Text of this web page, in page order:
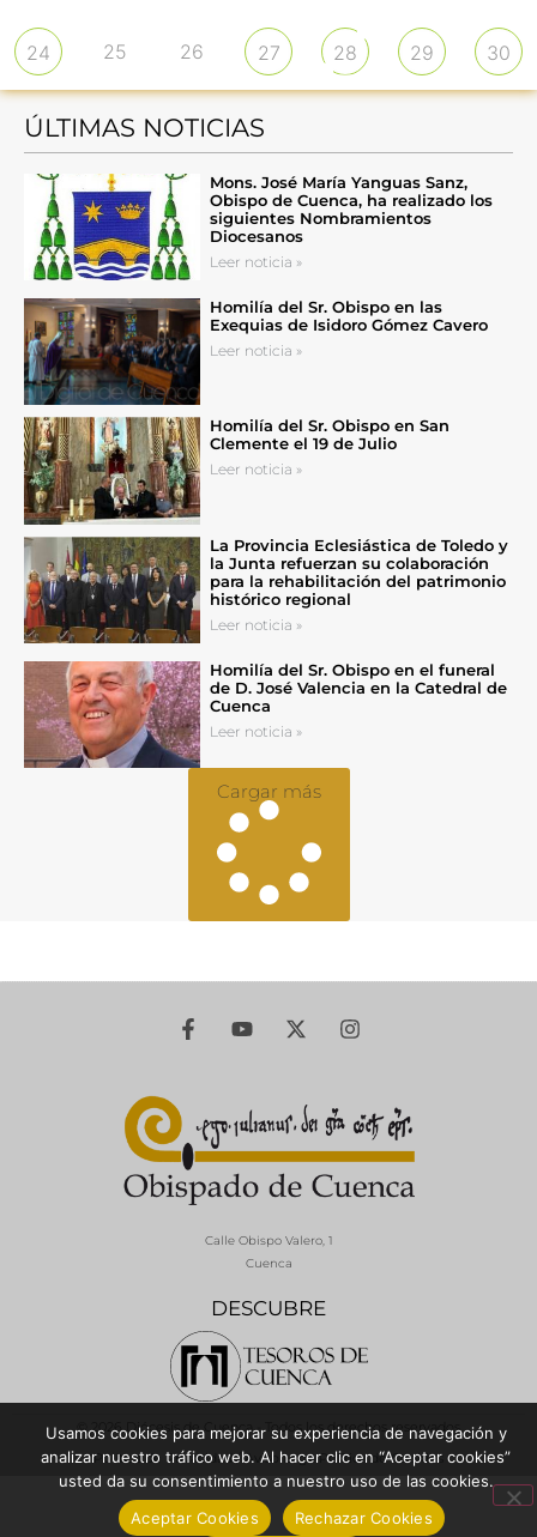
24 25 26 27 28 29 30
ÚLTIMAS NOTICIAS
Mons. José María Yanguas Sanz,
Obispo de Cuenca, ha realizado los
siguientes Nombramientos
Diocesanos
Leer noticia »
Homilía del Sr. Obispo en las
Exequias de Isidoro Gómez Cavero
Leer noticia »
Homilía del Sr. Obispo en San
Clemente el 19 de Julio
Leer noticia »
La Provincia Eclesiástica de Toledo y
la Junta refuerzan su colaboración
para la rehabilitación del patrimonio
histórico regional
Leer noticia »
Homilía del Sr. Obispo en el funeral
de D. José Valencia en la Catedral de
Cuenca
Leer noticia »
Cargar más
DESCUBRE
Calle Obispo Valero, 1
Cuenca
© 2026 Diócesis de Cuenca - Todos los derechos reservados
Política de Privacidad / Aviso LegalPolítica de Cookies
Usamos cookies para mejorar su experiencia de navegación y
analizar nuestro tráfico web. Al hacer clic en “Aceptar cookies”
usted da su consentimiento a nuestro uso de las cookies.
Aceptar Cookies
Rechazar Cookies